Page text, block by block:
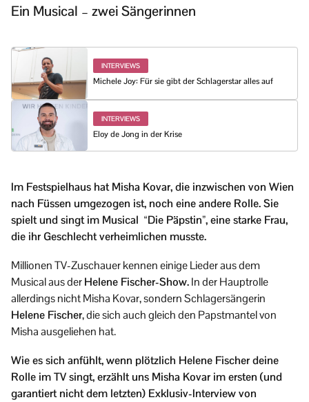
Ein Musical – zwei Sängerinnen
INTERVIEWS
Michele Joy: Für sie gibt der Schlagerstar alles auf
INTERVIEWS
Eloy de Jong in der Krise
Im Festspielhaus hat Misha Kovar, die inzwischen von Wien
nach Füssen umgezogen ist, noch eine andere Rolle. Sie
spielt und singt im Musical “Die Päpstin”, eine starke Frau,
die ihr Geschlecht verheimlichen musste.
Millionen TV-Zuschauer kennen einige Lieder aus dem
Musical aus derHelene Fischer-Show.In der Hauptrolle
allerdings nicht Misha Kovar, sondern Schlagersängerin
Helene Fischer, die sich auch gleich den Papstmantel von
Misha ausgeliehen hat.
Wie es sich anfühlt, wenn plötzlich Helene Fischer deine
Rolle im TV singt, erzählt uns Misha Kovar im ersten (und
garantiert nicht dem letzten) Exklusiv-Interview von